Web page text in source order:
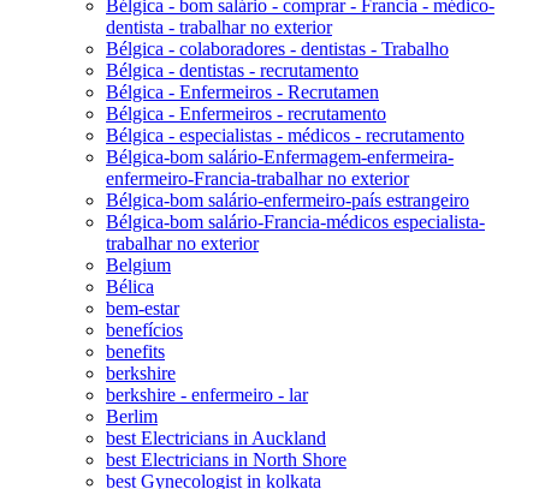
Bélgica - bom salário - comprar - Francia - médico-
dentista - trabalhar no exterior
Bélgica - colaboradores - dentistas - Trabalho
Bélgica - dentistas - recrutamento
Bélgica - Enfermeiros - Recrutamen
Bélgica - Enfermeiros - recrutamento
Bélgica - especialistas - médicos - recrutamento
Bélgica-bom salário-Enfermagem-enfermeira-
enfermeiro-Francia-trabalhar no exterior
Bélgica-bom salário-enfermeiro-país estrangeiro
Bélgica-bom salário-Francia-médicos especialista-
trabalhar no exterior
Belgium
Bélica
bem-estar
benefícios
benefits
berkshire
berkshire - enfermeiro - lar
Berlim
best Electricians in Auckland
best Electricians in North Shore
best Gynecologist in kolkata